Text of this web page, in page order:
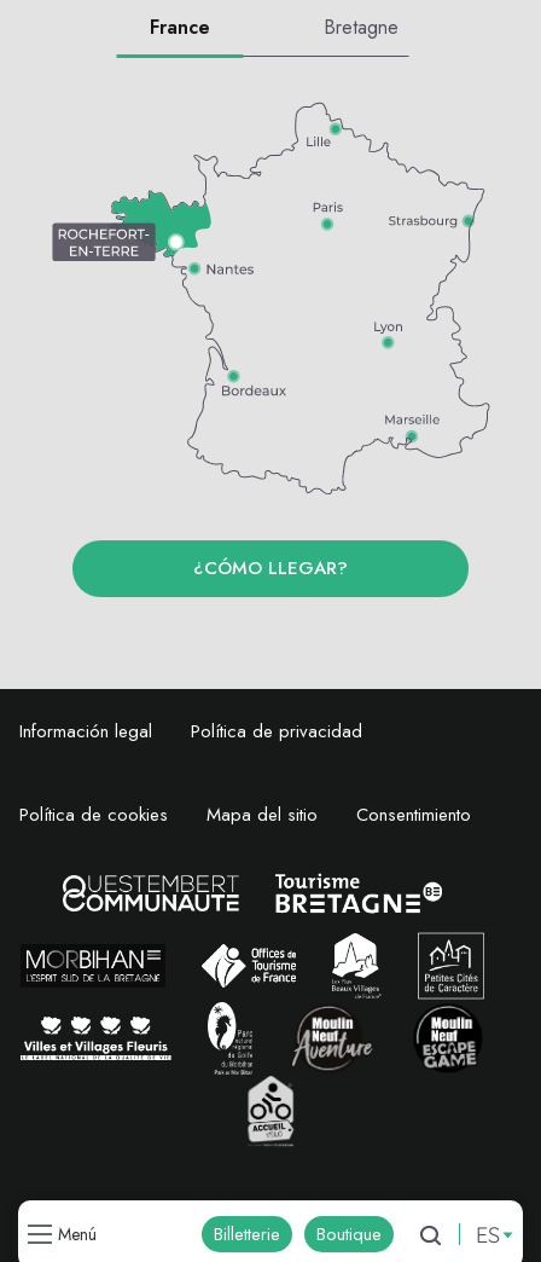
Menú Billetterie Boutique ES
France Bretagne
¿CÓMO LLEGAR?
Información legal Política de privacidad
Política de cookies Mapa del sitio Consentimiento